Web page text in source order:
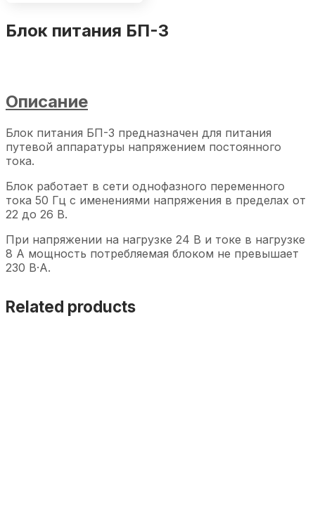
Блок питания БП-3
Описание
Блок питания БП-3 предназначен для питания
путевой аппаратуры напряжением постоянного
тока.
Блок работает в сети однофазного переменного
тока 50 Гц с именениями напряжения в пределах от
22 до 26 В.
При напряжении на нагрузке 24 В и токе в нагрузке
8 А мощность потребляемая блоком не превышает
230 В·А.
Related products